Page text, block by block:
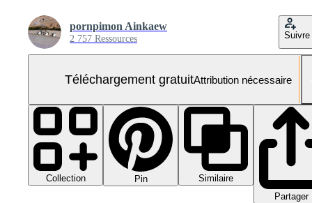
pornpimon Ainkaew
2 757 Ressources Suivre
Téléchargement gratuitAttribution nécessaire
Collection Pin
Similaire
Partager